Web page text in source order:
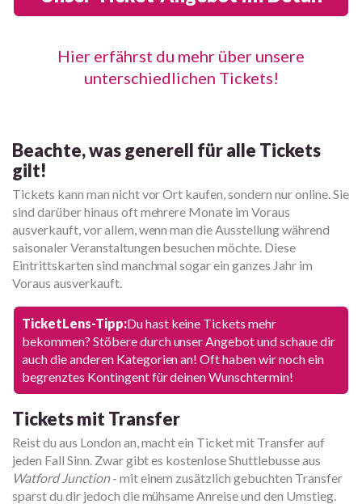
Hier erfährst du mehr über unsere
unterschiedlichen Tickets!
Beachte, was generell für alle Tickets
gilt!
Tickets kann man nicht vor Ort kaufen, sondern nur online. Sie
sind darüber hinaus oft mehrere Monate im Voraus
ausverkauft, vor allem, wenn man die Ausstellung während
saisonaler Veranstaltungen besuchen möchte. Diese
Eintrittskarten sind manchmal sogar ein ganzes Jahr im
Voraus ausverkauft.
TicketLens-Tipp:Du hast keine Tickets mehr
bekommen? Stöbere durch unser Angebot und schaue dir
auch die anderen Kategorien an! Oft haben wir noch ein
begrenztes Kontingent für deinen Wunschtermin!
Tickets mit Transfer
Reist du aus London an, macht ein Ticket mit Transfer auf
jeden Fall Sinn. Zwar gibt es kostenlose Shuttlebusse aus
Watford Junction- mit einem zusätzlich gebuchten Transfer
sparst du dir jedoch die mühsame Anreise und den Umstieg.